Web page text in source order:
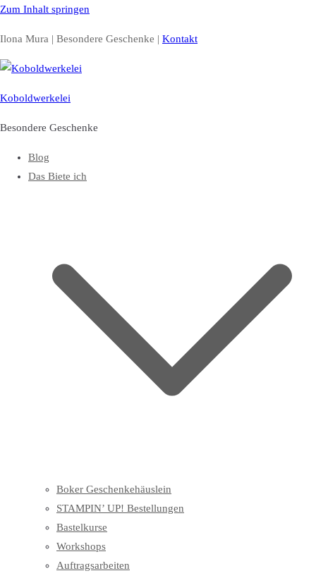
Zum Inhalt springen
Ilona Mura | Besondere Geschenke | Kontakt
Koboldwerkelei
Besondere Geschenke
Blog
Das Biete ich
Boker Geschenkehäuslein
STAMPIN’ UP! Bestellungen
Bastelkurse
Workshops
Auftragsarbeiten